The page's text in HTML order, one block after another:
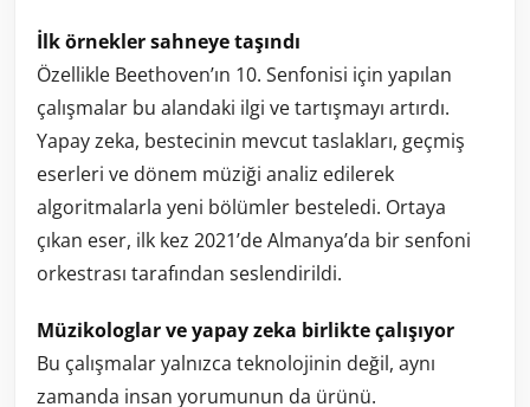
İlk örnekler sahneye taşındı
Özellikle Beethoven’ın 10. Senfonisi için yapılan
çalışmalar bu alandaki ilgi ve tartışmayı artırdı.
Yapay zeka, bestecinin mevcut taslakları, geçmiş
eserleri ve dönem müziği analiz edilerek
algoritmalarla yeni bölümler besteledi. Ortaya
çıkan eser, ilk kez 2021’de Almanya’da bir senfoni
orkestrası tarafından seslendirildi.
Müzikologlar ve yapay zeka birlikte çalışıyor
Bu çalışmalar yalnızca teknolojinin değil, aynı
zamanda insan yorumunun da ürünü.